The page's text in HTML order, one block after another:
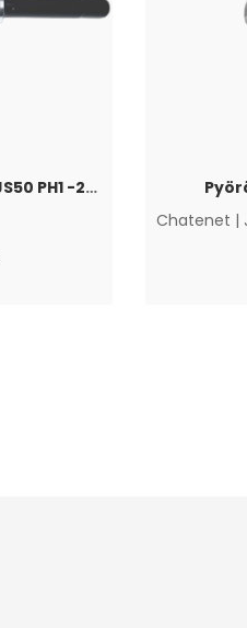
Etuiskunvaimennin JS50 PH1 -2017
Chatenet |